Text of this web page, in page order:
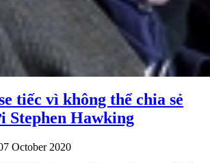
tiếc vì không thể chia sẻ
Stephen Hawking
October 2020